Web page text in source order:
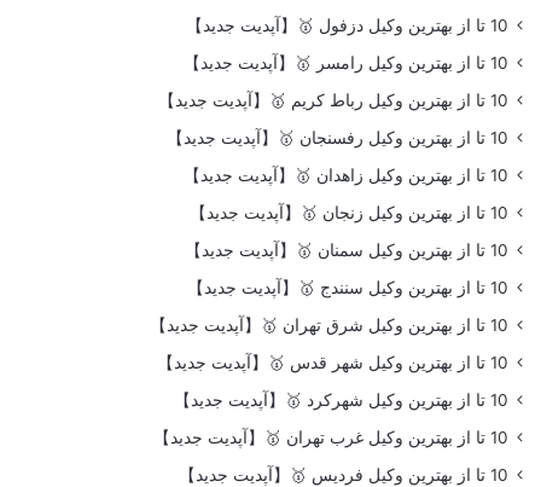
10 تا از بهترین وکیل دزفول 🥇【آپدیت جدید】
10 تا از بهترین وکیل رامسر 🥇【آپدیت جدید】
10 تا از بهترین وکیل رباط کریم 🥇【آپدیت جدید】
10 تا از بهترین وکیل رفسنجان 🥇【آپدیت جدید】
10 تا از بهترین وکیل زاهدان 🥇【آپدیت جدید】
10 تا از بهترین وکیل زنجان 🥇【آپدیت جدید】
10 تا از بهترین وکیل سمنان 🥇【آپدیت جدید】
10 تا از بهترین وکیل سنندج 🥇【آپدیت جدید】
10 تا از بهترین وکیل شرق تهران 🥇【آپدیت جدید】
10 تا از بهترین وکیل شهر قدس 🥇【آپدیت جدید】
10 تا از بهترین وکیل شهرکرد 🥇【آپدیت جدید】
10 تا از بهترین وکیل غرب تهران 🥇【آپدیت جدید】
10 تا از بهترین وکیل فردیس 🥇【آپدیت جدید】